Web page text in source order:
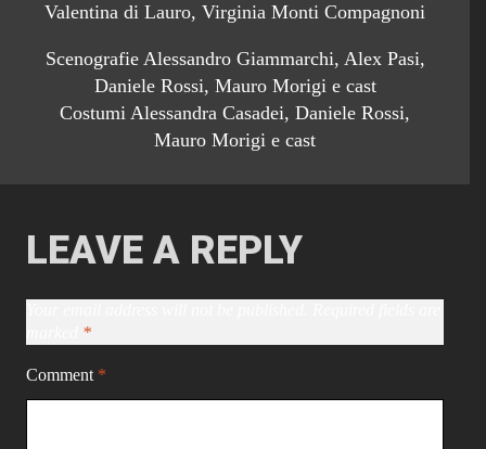
Valentina di Lauro, Virginia Monti Compagnoni
Scenografie Alessandro Giammarchi, Alex Pasi,
Daniele Rossi, Mauro Morigi e cast
Costumi Alessandra Casadei, Daniele Rossi,
Mauro Morigi e cast
LEAVE A REPLY
*
Comment *